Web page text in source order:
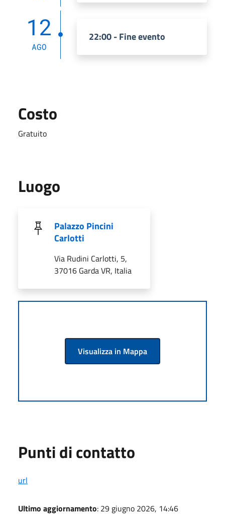
12
AGO
22:00 - Fine evento
Costo
Gratuito
Luogo
Palazzo Pincini
Carlotti
Via Rudini Carlotti, 5,
37016 Garda VR, Italia
Visualizza in Mappa
Punti di contatto
url
Ultimo aggiornamento: 29 giugno 2026, 14:46